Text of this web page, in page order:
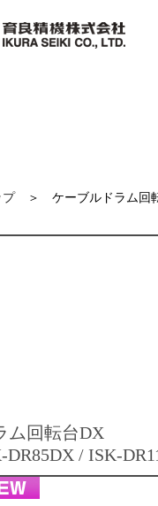
プ ＞ ケーブルドラム回
ム回転台DX
DR85DX / ISK-